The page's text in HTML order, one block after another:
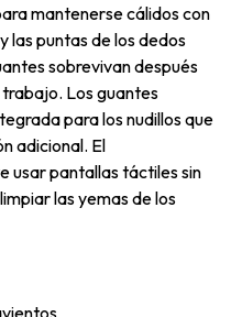
mantenerse cálidos con
las puntas de los dedos
sobrevivan después
trabajo. Los guantes
para los nudillos que
adicional. El
usar pantallas táctiles sin
las yemas de los